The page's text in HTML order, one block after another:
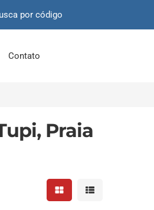
Contato
Praia
Mostrar resultados em
Mostrar